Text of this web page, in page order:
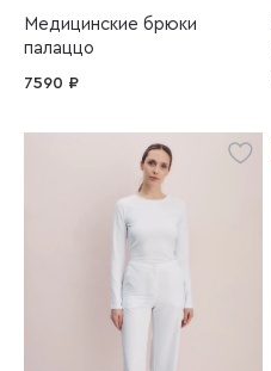
Медицинские брюки
палаццо
7590 ₽